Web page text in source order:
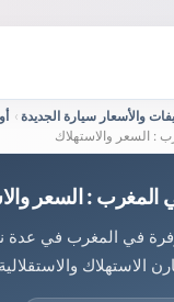
والأسعار سيارة الجديدة ›
متوفرة في المغرب في
الاستهلاك